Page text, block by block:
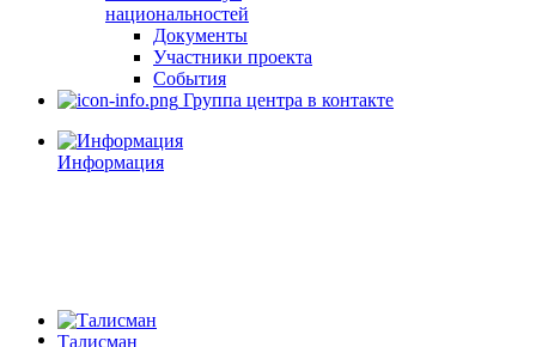
национальностей
Документы
Участники проекта
События
Группа центра в контакте
Информация
Талисман